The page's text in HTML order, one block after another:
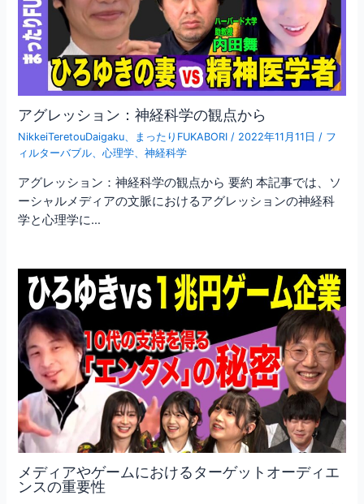
アグレッション：神経科学の観点から
NikkeiTeretouDaigaku、 まったりFUKABORI / 2022年11月11日 / フ
ィルターバブル、心理学、神経科学
アグレッション：神経科学の観点から 要約 本記事では、ソ
ーシャルメディアの文脈におけるアグレッションの神経科
学と心理学に…
メディアやゲームにおけるターゲットオーディエ
ンスの重要性